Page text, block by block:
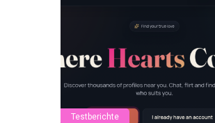
Testberichte